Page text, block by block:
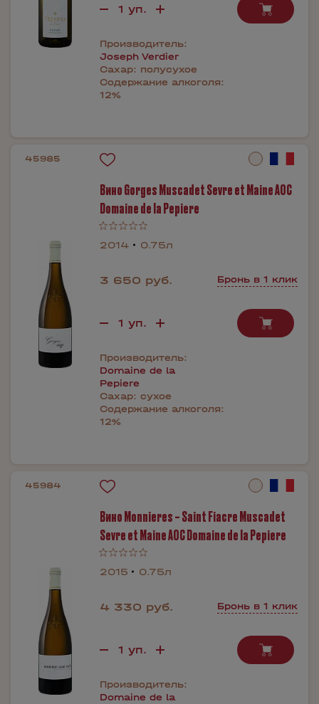
Производитель:
Joseph Verdier
Сахар: полусухое
Содержание алкоголя:
12%
45985
Вино Gorges Muscadet Sevre et Maine AOC
Domaine de la Pepiere
2014 0.75л
3 650 руб. Бронь в 1 клик
Производитель:
Domaine de la
Pepiere
Сахар: сухое
Содержание алкоголя:
12%
45984
Вино Monnieres – Saint Fiacre Muscadet
Sevre et Maine AOC Domaine de la Pepiere
2015 0.75л
4 330 руб. Бронь в 1 клик
Производитель:
Domaine de la